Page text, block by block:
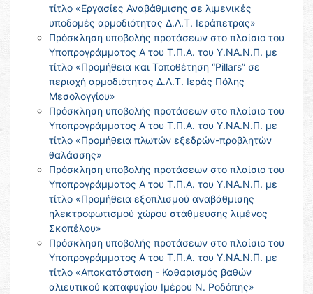
τίτλο «Εργασίες Αναβάθμισης σε λιμενικές
υποδομές αρμοδιότητας Δ.Λ.Τ. Ιεράπετρας»
Πρόσκληση υποβολής προτάσεων στο πλαίσιο του
Υποπρογράμματος Α του Τ.Π.Α. του Υ.ΝΑ.Ν.Π. με
τίτλο «Προμήθεια και Τοποθέτηση “Pillars” σε
περιοχή αρμοδιότητας Δ.Λ.Τ. Ιεράς Πόλης
Μεσολογγίου»
Πρόσκληση υποβολής προτάσεων στο πλαίσιο του
Υποπρογράμματος Α του Τ.Π.Α. του Υ.ΝΑ.Ν.Π. με
τίτλο «Προμήθεια πλωτών εξεδρών-προβλητών
θαλάσσης»
Πρόσκληση υποβολής προτάσεων στο πλαίσιο του
Υποπρογράμματος Α του Τ.Π.Α. του Υ.ΝΑ.Ν.Π. με
τίτλο «Προμήθεια εξοπλισμού αναβάθμισης
ηλεκτροφωτισμού χώρου στάθμευσης λιμένος
Σκοπέλου»
Πρόσκληση υποβολής προτάσεων στο πλαίσιο του
Υποπρογράμματος Α του Τ.Π.Α. του Υ.ΝΑ.Ν.Π. με
τίτλο «Αποκατάσταση - Καθαρισμός βαθών
αλιευτικού καταφυγίου Ιμέρου Ν. Ροδόπης»